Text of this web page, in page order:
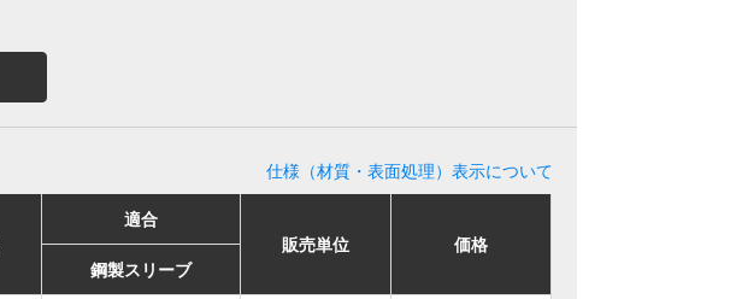
仕様（材質・表面処理）表示について
販売単位
価格
適合
販売単位
価格
鋼製スリーブ
販売単位
価格
適合
販売単位
価格
鋼製スリーブ